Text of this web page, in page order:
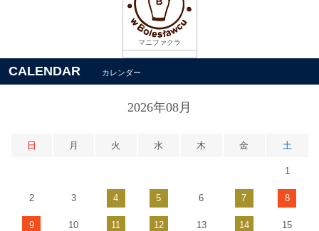
マニファクラ
CALENDAR カレンダー
2026年08月
日 月 火 水 木 金 土
1
2 3 4 5 6 7 8
9 10 11 12 13 14 15